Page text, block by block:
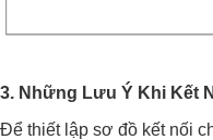
3. Những Lưu Ý Khi Kết
Để thiết lập sơ đồ kết nối